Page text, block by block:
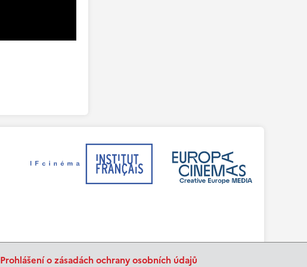
Prohlášení o zásadách ochrany osobních údajů